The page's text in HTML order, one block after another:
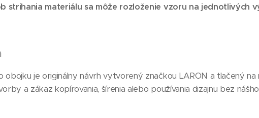
strihania materiálu sa môže rozloženie vzoru na jednotlivých
je originálny návrh vytvorený značkou LARON a tlačený na
a zákaz kopírovania, šírenia alebo používania dizajnu bez nášho